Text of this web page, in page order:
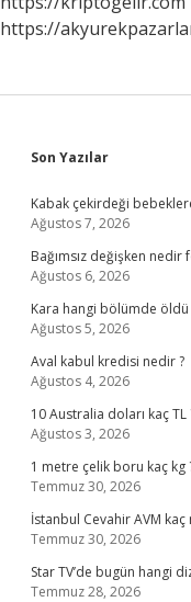
https://
Sidebar
Son Yazılar
Kabak çekirdeği
Ağustos 7, 2026
Bağımsız değişken nedir
Ağustos 6, 2026
Kara hangi bölümde öldü
Ağustos 5, 2026
Aval kabul kredisi nedir ?
Ağustos 4, 2026
10 Australia doları kaç TL
Ağustos 3, 2026
1 metre çelik boru kaç kg
Temmuz 30, 2026
İstanbul Cevahir AVM
Temmuz 30, 2026
Star TV’de bugün hangi
Temmuz 28, 2026